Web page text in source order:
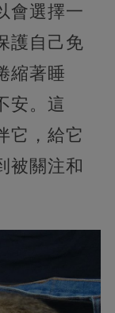
會選擇一
護自己免
縮著睡
安。這
它，給它
被關注和